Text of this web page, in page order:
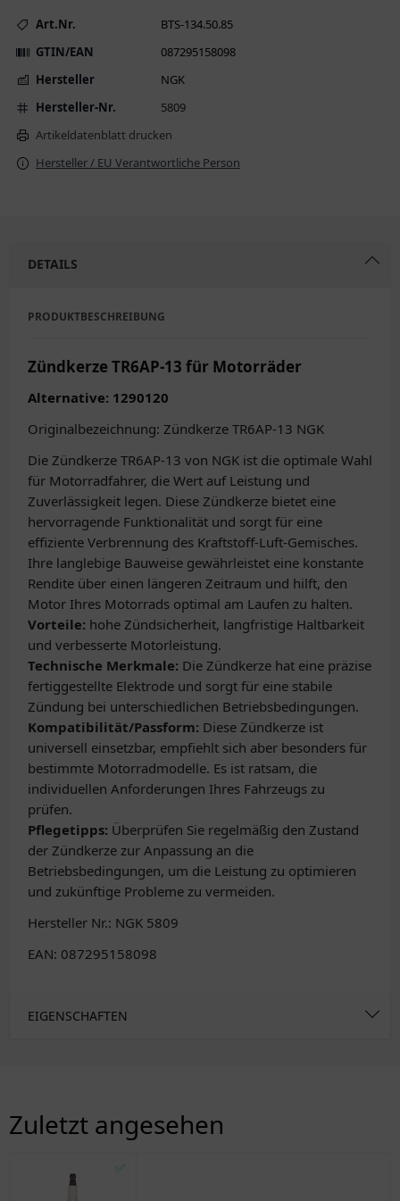
Art.Nr.
BTS-134.50.85
GTIN/EAN
087295158098
Hersteller
NGK
Hersteller-Nr.
5809
Artikeldatenblatt drucken
Hersteller / EU Verantwortliche Person
DETAILS
PRODUKTBESCHREIBUNG
Zündkerze TR6AP-13 für Motorräder
Alternative: 1290120
Originalbezeichnung: Zündkerze TR6AP-13 NGK
Die Zündkerze TR6AP-13 von NGK ist die optimale Wahl
für Motorradfahrer, die Wert auf Leistung und
Zuverlässigkeit legen. Diese Zündkerze bietet eine
hervorragende Funktionalität und sorgt für eine
effiziente Verbrennung des Kraftstoff-Luft-Gemisches.
Ihre langlebige Bauweise gewährleistet eine konstante
Rendite über einen längeren Zeitraum und hilft, den
Motor Ihres Motorrads optimal am Laufen zu halten.
Vorteile: hohe Zündsicherheit, langfristige Haltbarkeit
und verbesserte Motorleistung.
Technische Merkmale: Die Zündkerze hat eine präzise
fertiggestellte Elektrode und sorgt für eine stabile
Zündung bei unterschiedlichen Betriebsbedingungen.
Kompatibilität/Passform: Diese Zündkerze ist
universell einsetzbar, empfiehlt sich aber besonders für
bestimmte Motorradmodelle. Es ist ratsam, die
individuellen Anforderungen Ihres Fahrzeugs zu
prüfen.
Pflegetipps: Überprüfen Sie regelmäßig den Zustand
der Zündkerze zur Anpassung an die
Betriebsbedingungen, um die Leistung zu optimieren
und zukünftige Probleme zu vermeiden.
Hersteller Nr.: NGK 5809
EAN: 087295158098
EIGENSCHAFTEN
Zuletzt angesehen
✅